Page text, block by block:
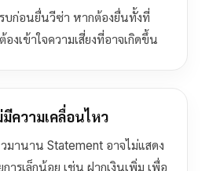
รบก่อนยื่นวีซ่า หากต้องยื่นทั้งที่
องเข้าใจความเสี่ยงที่อาจเกิดขึ้น
ความเคลื่อนไหว
านาน Statement อาจไม่แสดง
การเล็กน้อย เช่น ฝากเงินเพิ่ม เพื่อ